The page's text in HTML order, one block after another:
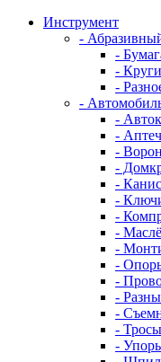
Инструмент
-
-
- Круги
-
-
-
-
-
-
-
-
-
-
-
-
-
-
-
- Тросы
-